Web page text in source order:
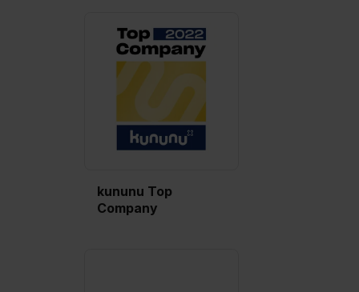
kununu Top
Company